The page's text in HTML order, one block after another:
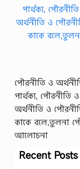
পৌরনীতি ও
পার্থক্য,
অর্থনীতি ও
কাকে বলে,তুলনা
আলোচনা
Recent Posts